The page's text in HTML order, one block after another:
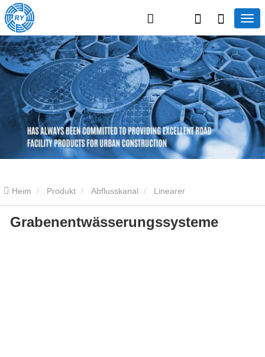
Heim Produkt Abflusskanal Linearer
Entwässerungskanal Grabenentwässerungssysteme
Grabenentwässerungssysteme